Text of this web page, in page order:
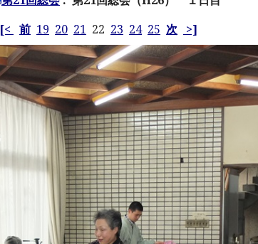
[< 前 19 20 21 22 23 24 25 次 >]